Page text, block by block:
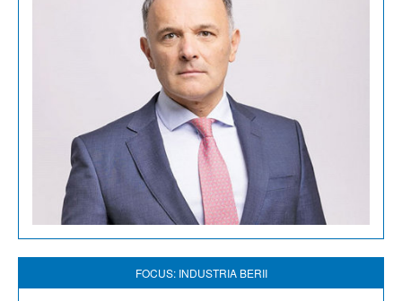
FOCUS: INDUSTRIA BERII